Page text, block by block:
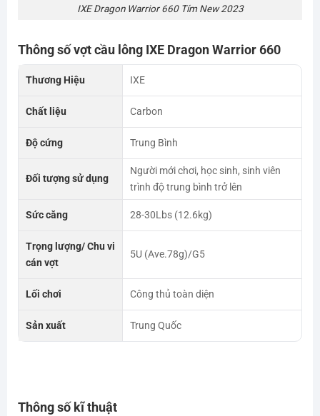
IXE Dragon Warrior 660 Tím New 2023
Thông số vợt cầu lông IXE Dragon Warrior 660
Thương Hiệu IXE
Chất liệu Carbon
Độ cứng Trung Bình
Đối tượng sử dụng
Người mới chơi, học sinh, sinh viên
trình độ trung bình trở lên
Sức căng 28-30Lbs (12.6kg)
Trọng lượng/ Chu vi
cán vợt
5U (Ave.78g)/G5
Lối chơi Công thủ toàn diện
Sản xuất Trung Quốc
Thông số kĩ thuật